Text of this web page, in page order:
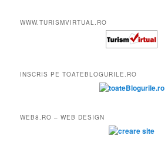
WWW.TURISMVIRTUAL.RO
INSCRIS PE TOATEBLOGURILE.RO
WEB8.RO – WEB DESIGN